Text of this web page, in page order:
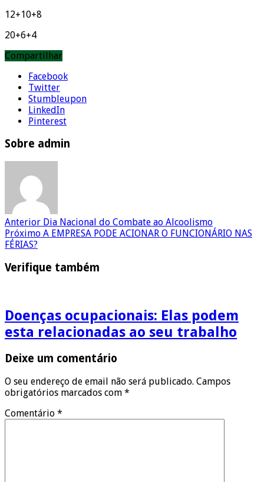
12+10+8
20+6+4
Compartilhar
Facebook
Twitter
Stumbleupon
LinkedIn
Pinterest
Sobre admin
Anterior Dia Nacional do Combate ao Alcoolismo
Próximo A EMPRESA PODE ACIONAR O FUNCIONÁRIO NAS
FÉRIAS?
Verifique também
Doenças ocupacionais: Elas podem
esta relacionadas ao seu trabalho
Deixe um comentário
O seu endereço de email não será publicado. Campos
obrigatórios marcados com *
Comentário *